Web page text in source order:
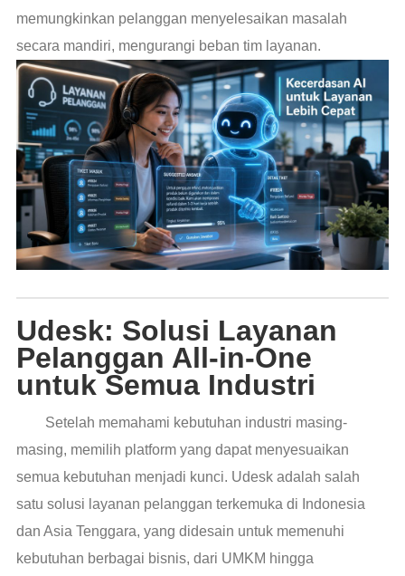
memungkinkan pelanggan menyelesaikan masalah
secara mandiri, mengurangi beban tim layanan.
Udesk: Solusi Layanan
Pelanggan All-in-One
untuk Semua Industri
Setelah memahami kebutuhan industri masing-
masing, memilih platform yang dapat menyesuaikan
semua kebutuhan menjadi kunci. Udesk adalah salah
satu solusi layanan pelanggan terkemuka di Indonesia
dan Asia Tenggara, yang didesain untuk memenuhi
kebutuhan berbagai bisnis, dari UMKM hingga